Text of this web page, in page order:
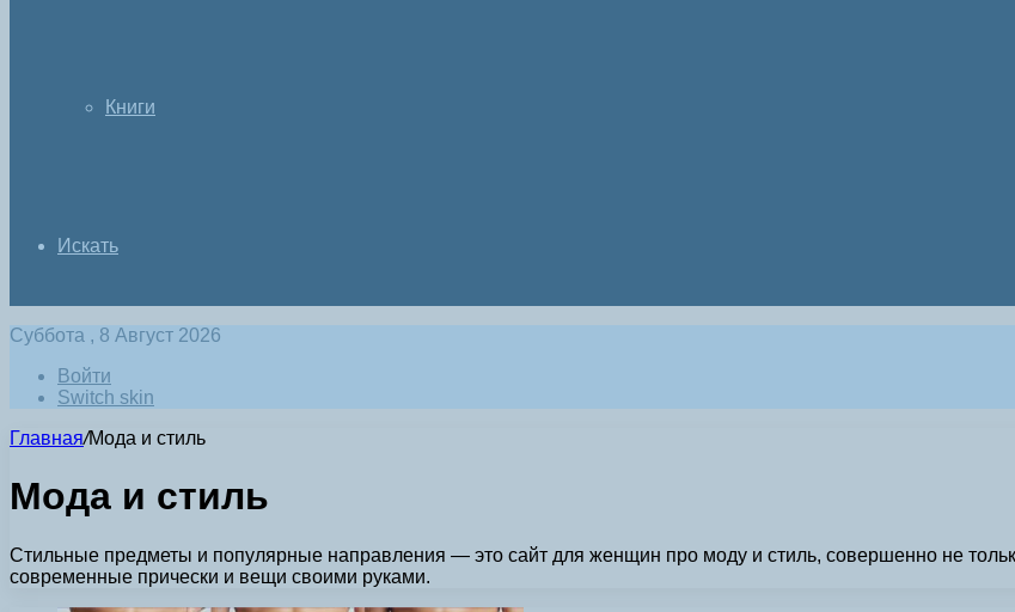
Книги
Искать
Суббота , 8 Август 2026
Войти
Switch skin
Главная/Мода и стиль
Мода и стиль
Стильные предметы и популярные направления — это сайт для женщин про моду и стиль, совершенно не
современные прически и вещи своими руками.